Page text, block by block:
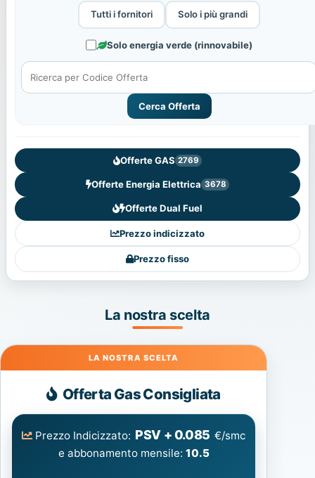
Tutti i fornitori Solo i più grandi
Solo energia verde (rinnovabile)
Cerca Offerta
Offerte GAS 2769
Offerte Energia Elettrica 3678
Offerte Dual Fuel
Prezzo indicizzato
Prezzo fisso
La nostra scelta
Gas
Offerta Gas Consigliata
Prezzo Indicizzato: PSV + 0.085 €/smc
e abbonamento mensile: 10.5